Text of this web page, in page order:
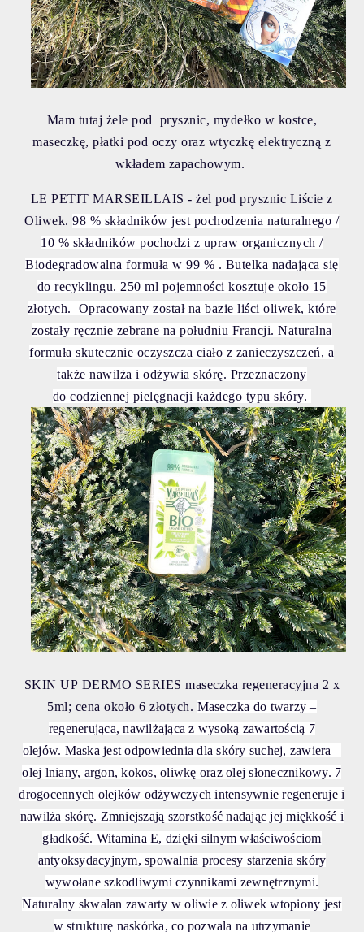
Mam tutaj żele pod prysznic, mydełko w kostce,
maseczkę, płatki pod oczy oraz wtyczkę elektryczną z
wkładem zapachowym.
LE PETIT MARSEILLAIS - żel pod prysznic Liście z
Oliwek.98 % składników jest pochodzenia naturalnego /
10 % składników pochodzi z upraw organicznych /
Biodegradowalna formuła w 99 % . Butelka nadająca się
do recyklingu. 250 ml pojemności kosztuje około 15
złotych. Opracowany został na bazie liści oliwek, które
zostały ręcznie zebrane na południu Francji. Naturalna
formuła skutecznie oczyszcza ciało z zanieczyszczeń, a
także nawilża i odżywia skórę. Przeznaczony
docodziennej pielęgnacji każdego typu skóry.
SKIN UP DERMO SERIES maseczka regeneracyjna 2 x
5ml; cena około 6 złotych. Maseczka do twarzy –
regenerująca, nawilżająca z wysoką zawartością 7
olejów. Maska jest odpowiednia dla skóry suchej, zawiera –
olej lniany, argon, kokos, oliwkę oraz olej słonecznikowy. 7
drogocennych olejków odżywczych intensywnie regeneruje i
nawilża skórę. Zmniejszają szorstkość nadając jej miękkość i
gładkość. Witamina E, dzięki silnym właściwościom
antyoksydacyjnym, spowalnia procesy starzenia skóry
wywołane szkodliwymi czynnikami zewnętrznymi.
Naturalny skwalan zawarty w oliwie z oliwek wtopiony jest
w strukturę naskórka, co pozwala na utrzymanie